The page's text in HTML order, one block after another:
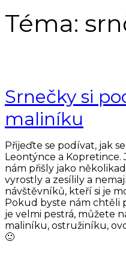
Téma:
Srnečky si
maliníku
Přijeďte se podívat, jak
Leontýnce a Kopretince.
nám přišly jako
vyrostly a zesílily a
návštěvníků, kteří si je
Pokud byste nám chtěli
je velmi pestrá, můžete
maliníku, ostružiníku,
🙂